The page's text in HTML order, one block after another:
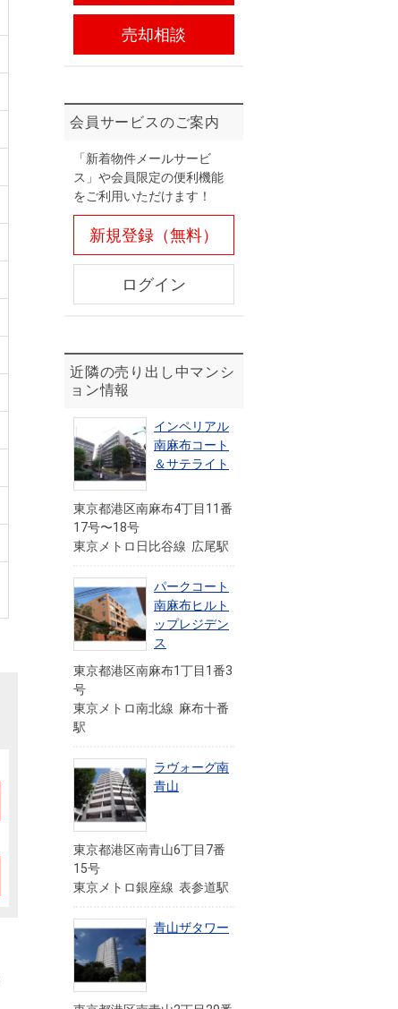
売却相談
会員サービスのご案内
「新着物件メールサービ
ス」や会員限定の便利機能
をご利用いただけます！
新規登録（無料）
ログイン
近隣の売り出し中マンシ
ョン情報
インペリアル
南麻布コート
＆サテライト
東京都港区南麻布4丁目11番
17号〜18号
東京メトロ日比谷線 広尾駅
パークコート
南麻布ヒルト
ップレジデン
ス
東京都港区南麻布1丁目1番3
号
東京メトロ南北線 麻布十番
駅
ラヴォーグ南
青山
東京都港区南青山6丁目7番
15号
東京メトロ銀座線 表参道駅
青山ザタワー